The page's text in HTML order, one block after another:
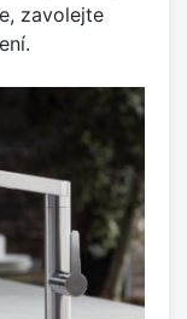
zavolejte